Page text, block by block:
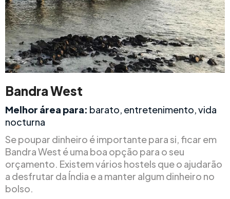
Bandra West
Melhor área para: barato, entretenimento, vida
nocturna
Se poupar dinheiro é importante para si, ficar em
Bandra West é uma boa opção para o seu
orçamento. Existem vários hostels que o ajudarão
a desfrutar da Índia e a manter algum dinheiro no
bolso.